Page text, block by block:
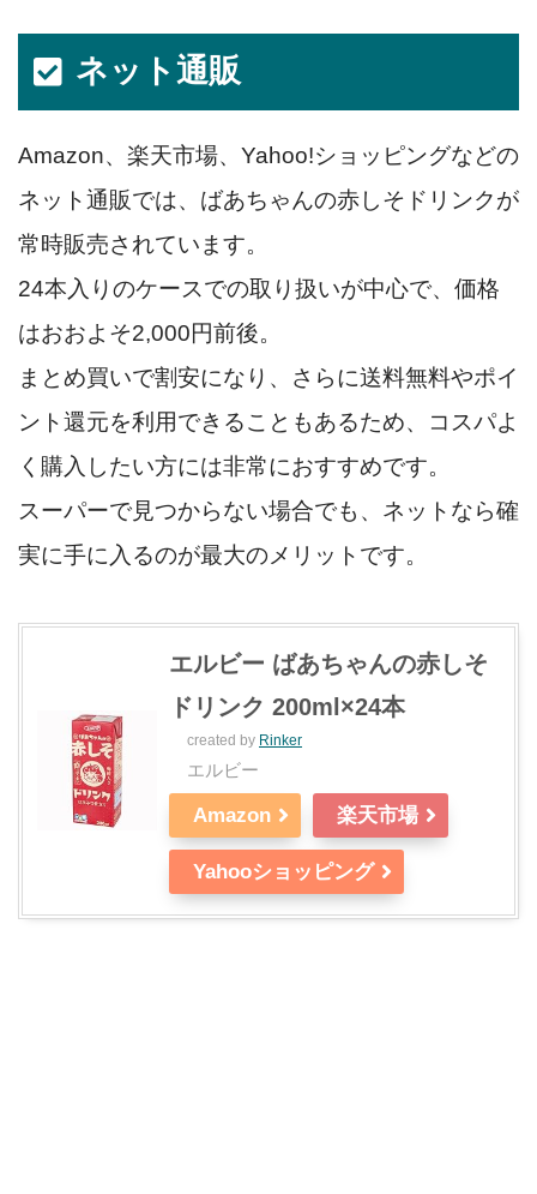
ネット通販
Amazon、楽天市場、Yahoo!ショッピングなどの
ネット通販では、ばあちゃんの赤しそドリンクが
常時販売されています。
24本入りのケースでの取り扱いが中心で、価格
はおおよそ2,000円前後。
まとめ買いで割安になり、さらに送料無料やポイ
ント還元を利用できることもあるため、コスパよ
く購入したい方には非常におすすめです。
スーパーで見つからない場合でも、ネットなら確
実に手に入るのが最大のメリットです。
エルビー ばあちゃんの赤しそ
ドリンク 200ml×24本
created by Rinker
エルビー
Amazon 楽天市場
Yahooショッピング